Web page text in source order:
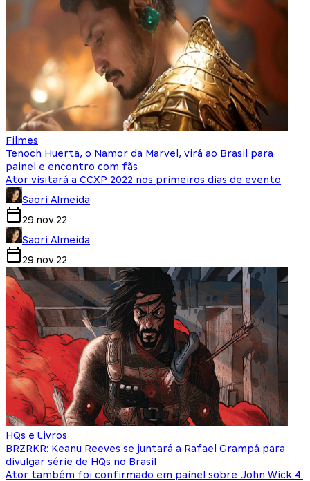
Filmes
Tenoch Huerta, o Namor da Marvel, virá ao Brasil para
painel e encontro com fãs
Ator visitará a CCXP 2022 nos primeiros dias de evento
Saori Almeida
29.nov.22
Saori Almeida
29.nov.22
HQs e Livros
BRZRKR: Keanu Reeves se juntará a Rafael Grampá para
divulgar série de HQs no Brasil
Ator também foi confirmado em painel sobre John Wick 4: